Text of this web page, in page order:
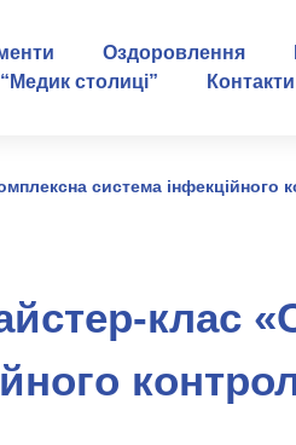
Оздоровлення
“Медик столиці” Контакти
система інфекційного
клас